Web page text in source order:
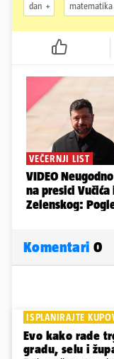
dan matematika
Komentari 0
ISPLANIRAJTE
Evo kako rade
gradu, selu i